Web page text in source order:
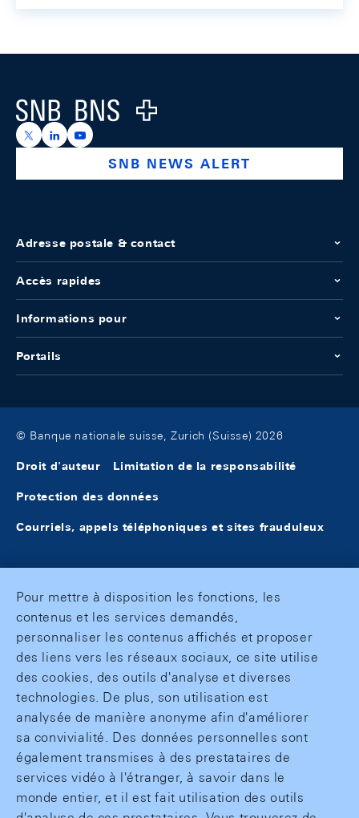
Logo
https://x.com/snb_bns
https://ch.linkedin.com/company/swiss-national-
https://www.youtube.com/@swissnationalbank
SNB NEWS ALERT
Adresse postale & contact
Accès rapides
Informations pour
Portails
© Banque nationale suisse, Zurich (Suisse) 2026
Droit d'auteur Limitation de la responsabilité
Protection des données
Courriels, appels téléphoniques et sites frauduleux
Pour mettre à disposition les fonctions, les
contenus et les services demandés,
personnaliser les contenus affichés et proposer
des liens vers les réseaux sociaux, ce site utilise
des cookies, des outils d'analyse et diverses
technologies. De plus, son utilisation est
analysée de manière anonyme afin d'améliorer
sa convivialité. Des données personnelles sont
également transmises à des prestataires de
services vidéo à l'étranger, à savoir dans le
monde entier, et il est fait utilisation des outils